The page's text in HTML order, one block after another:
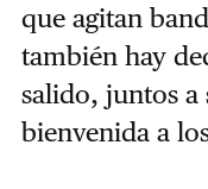
que agitan
también hay
salido, juntos a
bienvenida a